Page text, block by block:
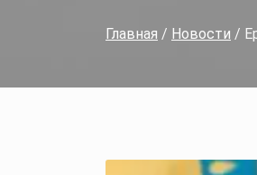
Главная / Новости /